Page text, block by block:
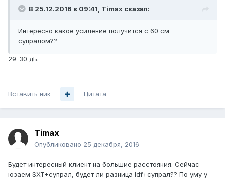
В 25.12.2016 в 09:41, Timax сказал:
Интересно какое усиление получится с 60 см
супралом??
29-30 дБ.
Вставить ник Цитата
Timax
Опубликовано 25 декабря, 2016
Будет интересный клиент на большие расстояния. Сейчас
юзаем SXT+супрал, будет ли разница ldf+супрал?? По уму у